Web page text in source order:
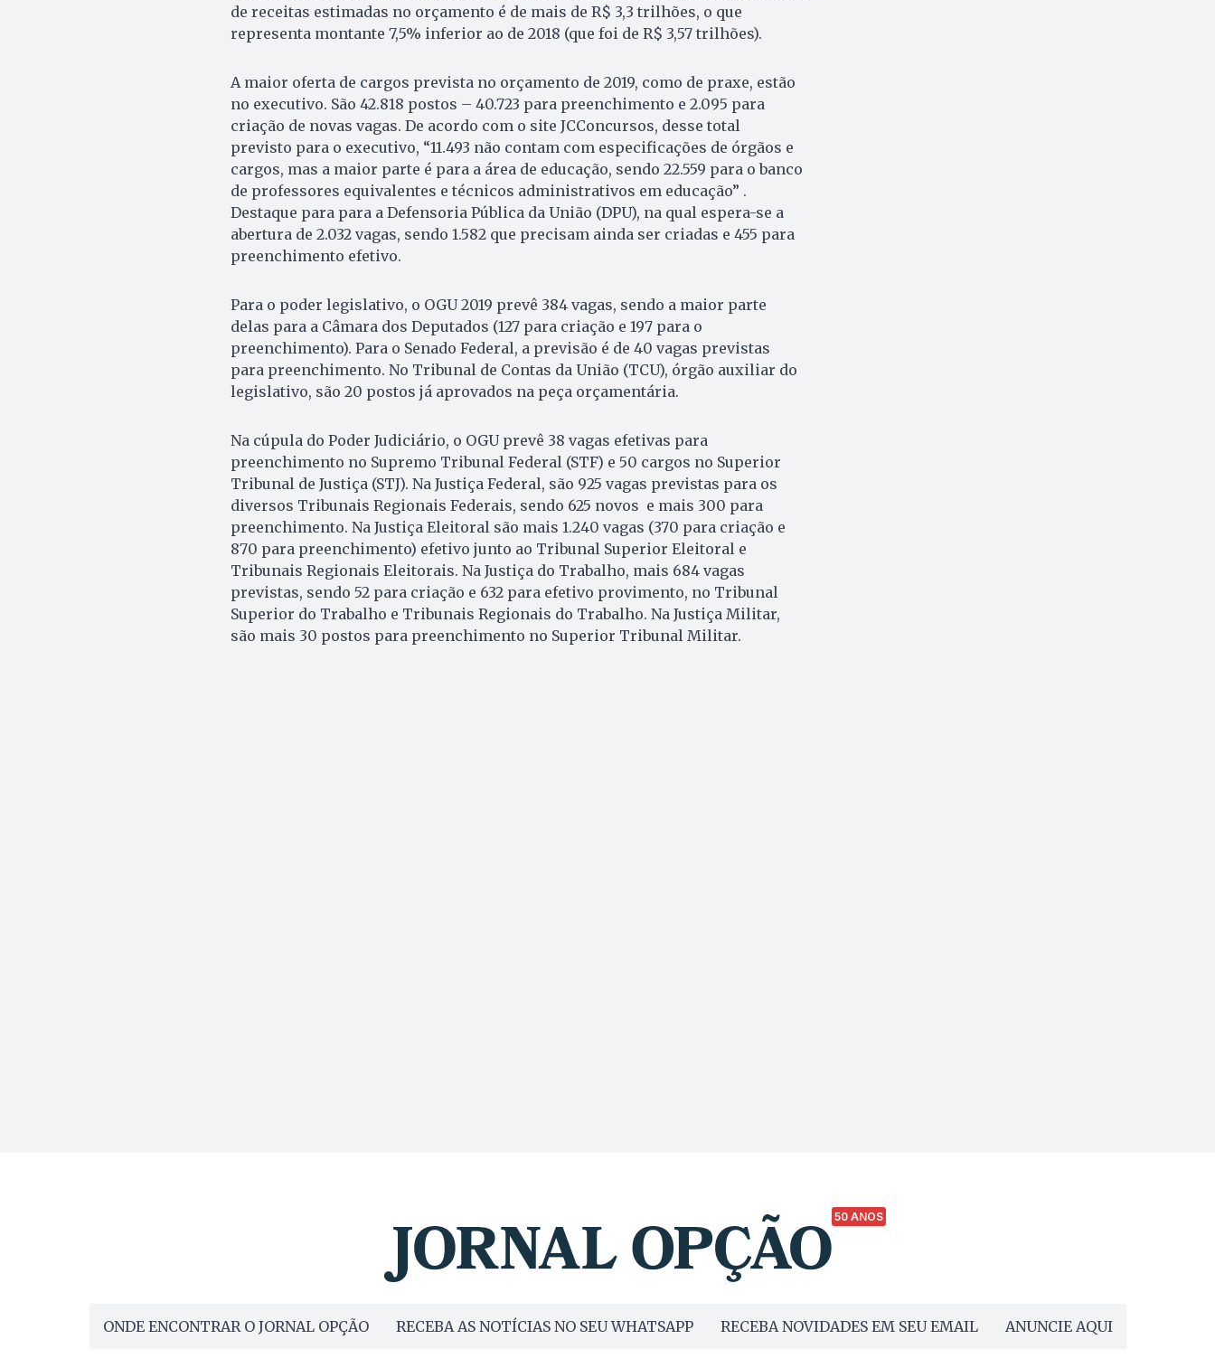
de receitas estimadas no orçamento é de mais de R$ 3,3 trilhões, o que
representa montante 7,5% inferior ao de 2018 (que foi de R$ 3,57 trilhões).
A maior oferta de cargos prevista no orçamento de 2019, como de praxe, estão
no executivo. São 42.818 postos – 40.723 para preenchimento e 2.095 para
criação de novas vagas. De acordo com o site JCConcursos, desse total
previsto para o executivo, “11.493 não contam com especificações de órgãos e
cargos, mas a maior parte é para a área de educação, sendo 22.559 para o banco
de professores equivalentes e técnicos administrativos em educação” .
Destaque para para a Defensoria Pública da União (DPU), na qual espera-se a
abertura de 2.032 vagas, sendo 1.582 que precisam ainda ser criadas e 455 para
preenchimento efetivo.
Para o poder legislativo, o OGU 2019 prevê 384 vagas, sendo a maior parte
delas para a Câmara dos Deputados (127 para criação e 197 para o
preenchimento). Para o Senado Federal, a previsão é de 40 vagas previstas
para preenchimento. No Tribunal de Contas da União (TCU), órgão auxiliar do
legislativo, são 20 postos já aprovados na peça orçamentária.
Na cúpula do Poder Judiciário, o OGU prevê 38 vagas efetivas para
preenchimento no Supremo Tribunal Federal (STF) e 50 cargos no Superior
Tribunal de Justiça (STJ). Na Justiça Federal, são 925 vagas previstas para os
diversos Tribunais Regionais Federais, sendo 625 novos e mais 300 para
preenchimento. Na Justiça Eleitoral são mais 1.240 vagas (370 para criação e
870 para preenchimento) efetivo junto ao Tribunal Superior Eleitoral e
Tribunais Regionais Eleitorais. Na Justiça do Trabalho, mais 684 vagas
previstas, sendo 52 para criação e 632 para efetivo provimento, no Tribunal
Superior do Trabalho e Tribunais Regionais do Trabalho. Na Justiça Militar,
são mais 30 postos para preenchimento no Superior Tribunal Militar.
50 ANOS
ONDE ENCONTRAR O JORNAL OPÇÃO RECEBA AS NOTÍCIAS NO SEU WHATSAPP RECEBA NOVIDADES EM SEU EMAIL ANUNCIE AQUI